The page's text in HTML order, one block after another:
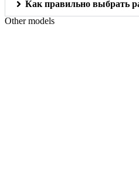
Как правильно выбрать
Other models